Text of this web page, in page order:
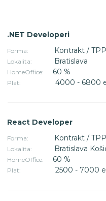
.NET Developeri
Forma: Kontrakt / TPP
Lokalita: Bratislava
HomeOffice: 60 %
Plat: 4000 - 6800
React Developer
Forma: Kontrakt / TPP
Lokalita: Bratislava
HomeOffice: 60 %
Plat: 2500 - 7000